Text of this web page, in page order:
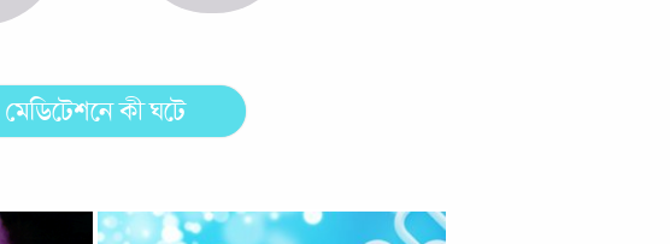
মেডিটেশনে কী ঘটে